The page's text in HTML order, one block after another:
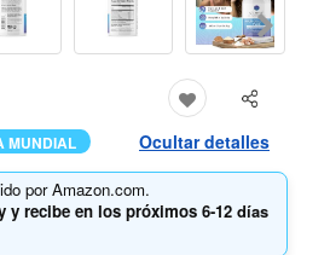
MUNDIAL Ocultar detalles
por Amazon.com.
y recibe en los próximos 6-12 días